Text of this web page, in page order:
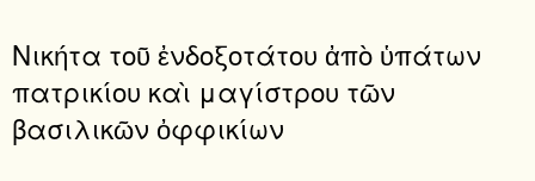
Νικήτα τοῦ ἐνδοξοτάτου ἀπὸ ὑπάτων
πατρικίου καὶ μαγίστρου τῶν
βασιλικῶν ὀφφικίων